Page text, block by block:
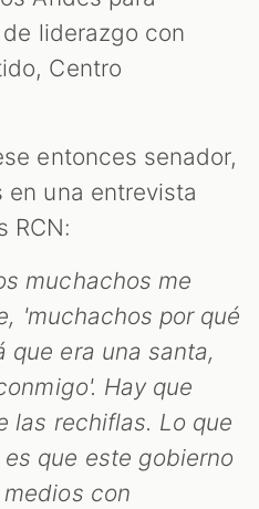
liderazgo con
Centro
entonces senador,
en una entrevista
RCN:
muchachos me
'muchachos por qué
que era una santa,
Hay que
las rechiflas. Lo que
que este gobierno
con